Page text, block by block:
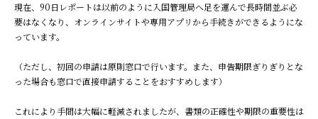
現在、90日レポートは以前のように入国管理局へ足を運んで長時間並ぶ必
要はなくなり、オンラインサイトや専用アプリから手続きができるようにな
っています。
（ただし、初回の申請は原則窓口で行います。また、申告期限ぎりぎりとな
った場合も窓口で直接申請することをおすすめします）
これにより手間は大幅に軽減されましたが、書類の正確性や期限の重要性は